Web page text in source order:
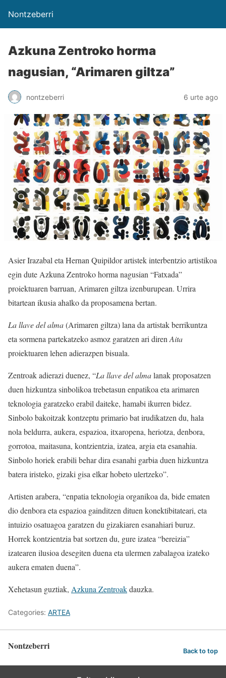
Nontzeberri
Azkuna Zentroko horma
nagusian, “Arimaren giltza”
nontzeberri 6 urte ago
Asier Irazabal eta Hernan Quipildor artistek interbentzio artistikoa
egin dute Azkuna Zentroko horma nagusian “Fatxada”
proiektuaren barruan, Arimaren giltza izenburupean. Urrira
bitartean ikusia ahalko da proposamena bertan.
La llave del alma(Arimaren giltza) lana da artistak berrikuntza
eta sormena partekatzeko asmoz garatzen ari direnAita
proiektuaren lehen adierazpen bisuala.
Zentroak adierazi duenez, “La llave del almalanak proposatzen
duen hizkuntza sinbolikoa trebetasun enpatikoa eta arimaren
teknologia garatzeko erabil daiteke, hamabi ikurren bidez.
Sinbolo bakoitzak kontzeptu primario bat irudikatzen du, hala
nola beldurra, aukera, espazioa, itxaropena, heriotza, denbora,
gorrotoa, maitasuna, kontzientzia, izatea, argia eta esanahia.
Sinbolo horiek erabili behar dira esanahi garbia duen hizkuntza
batera iristeko, gizaki gisa elkar hobeto ulertzeko”.
Artisten arabera, “enpatia teknologia organikoa da, bide ematen
dio denbora eta espazioa gainditzen dituen konektibitateari, eta
intuizio osatuagoa garatzen du gizakiaren esanahiari buruz.
Horrek kontzientzia bat sortzen du, gure izatea “bereizia”
izatearen ilusioa desegiten duena eta ulermen zabalagoa izateko
aukera ematen duena”.
Xehetasun guztiak, Azkuna Zentroakdauzka.
Categories: ARTEA
Nontzeberri Back to top